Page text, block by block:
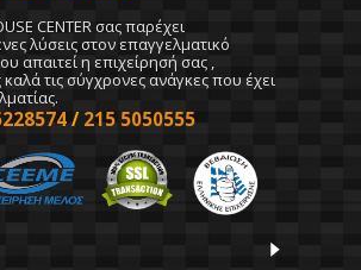
CENTER σας παρέχει
λύσεις στον επαγγελματικό
απαιτεί η επιχείρησή σας ,
τις σύγχρονες ανάγκες που έχει
/ 215 5050555